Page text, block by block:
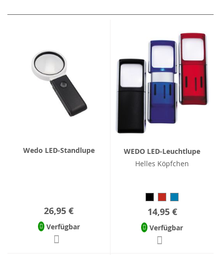
Wedo LED-Standlupe
26,95 €
Verfügbar
WEDO LED-Leuchtlupe
Helles Köpfchen
14,95 €
Verfügbar